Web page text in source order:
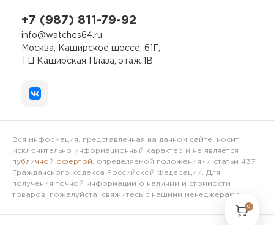
+7 (987) 811-79-92
info@watches64.ru
Москва, Каширское шоссе, 61Г,
ТЦ Каширская Плаза, этаж 1В
Вся информация, представленная на данном сайте, носит
исключительно информационный характер и не является
публичной офертой , определяемой положениями статьи 437
Гражданского кодекса Российской Федерации. Для
получения точной информации о наличии и стоимости
товаров, пожалуйста, свяжитесь с нашими менеджерами.
0